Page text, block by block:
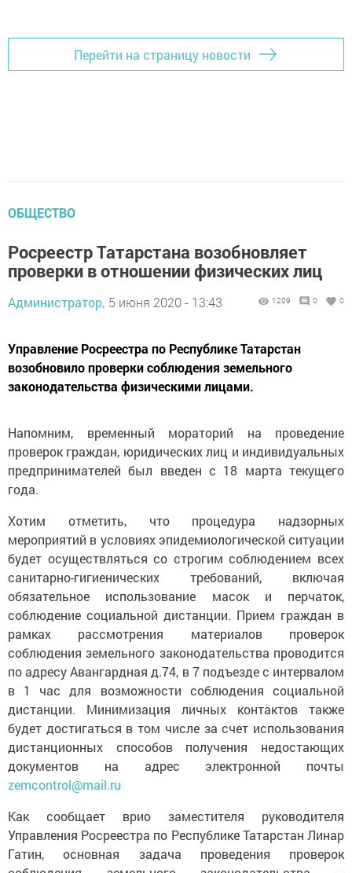
Перейти на страницу новости
ОБЩЕСТВО
Росреестр Татарстана возобновляет
проверки в отношении физических лиц
Администратор, 5 июня 2020 - 13:43 1209 0 0
Управление Росреестра по Республике Татарстан
возобновило проверки соблюдения земельного
законодательства физическими лицами.
Напомним, временный мораторий на проведение
проверок граждан, юридических лиц и индивидуальных
предпринимателей был введен с 18 марта текущего
года.
Хотим отметить, что процедура надзорных
мероприятий в условиях эпидемиологической ситуации
будет осуществляться со строгим соблюдением всех
санитарно-гигиенических требований, включая
обязательное использование масок и перчаток,
соблюдение социальной дистанции. Прием граждан в
рамках рассмотрения материалов проверок
соблюдения земельного законодательства проводится
по адресу Авангардная д.74, в 7 подъезде с интервалом
в 1 час для возможности соблюдения социальной
дистанции. Минимизация личных контактов также
будет достигаться в том числе за счет использования
дистанционных способов получения недостающих
документов на адрес электронной почты
zemcontrol@mail.ru
Как сообщает врио заместителя руководителя
Управления Росреестра по Республике Татарстан Линар
Гатин, основная задача проведения проверок